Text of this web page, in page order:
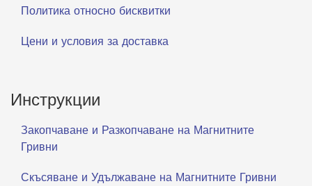
Политика относно бисквитки
Цени и условия за доставка
Инструкции
Закопчаване и Разкопчаване на Магнитните
Гривни
Скъсяване и Удължаване на Магнитните Гривни